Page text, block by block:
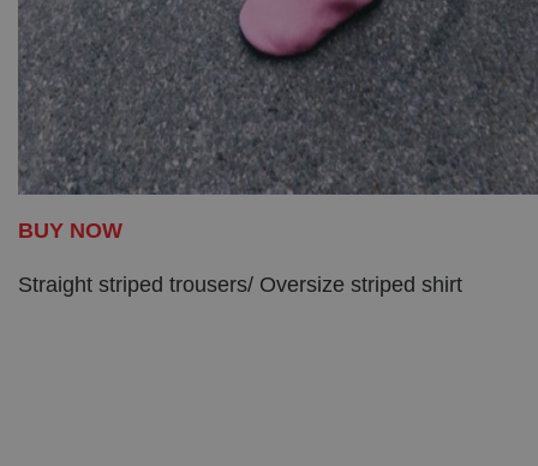
BUY NOW
Straight striped trousers/ Oversize striped shirt